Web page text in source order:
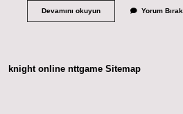
Devamını okuyunŞeş
Yorum Bırak
knight online nttgame Sitemap